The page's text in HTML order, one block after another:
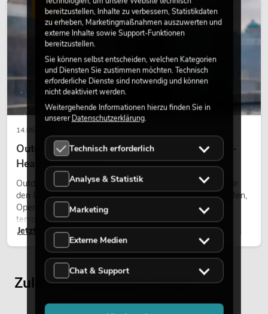
wirken lassen.
14.05.2026
Outdoor Moving-Heads: Wetterfeste Moving-
Heads bei Events
Outdoor Moving-Heads sind bewegliche Scheinwerfer für
den Einsatz im Freien. Sie werden bei Festivals, Stadtfesten,
Open-Air-Konzerten, Architekturinszenierungen und
temporären Außeninstallationen eingesetzt.
Jetzt lesen
LICHT
Zuletzt angesehene Artikel
bereitzustellen, Inhalte zu verbessern, Statistikdaten
zu erheben, Marketingmaßnahmen auszuwerten und
externe Inhalte sowie Support-Funktionen
bereitzustellen.
Sie können selbst entscheiden, welchen Kategorien
und Diensten Sie zustimmen möchten. Technisch
erforderliche Dienste sind notwendig und können
nicht deaktiviert werden.
Weitergehende Informationen hierzu finden Sie in
unsererDatenschutzerklärung.
Technisch erforderlich
Analyse & Statistik
Marketing
Externe Medien
Chat & Support